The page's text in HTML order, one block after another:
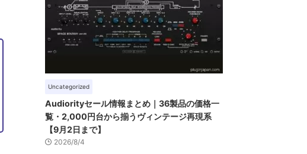
Uncategorized
Audiorityセール情報まとめ｜36製品の価格一
覧・2,000円台から揃うヴィンテージ再現系
【9月2日まで】
2026/8/4